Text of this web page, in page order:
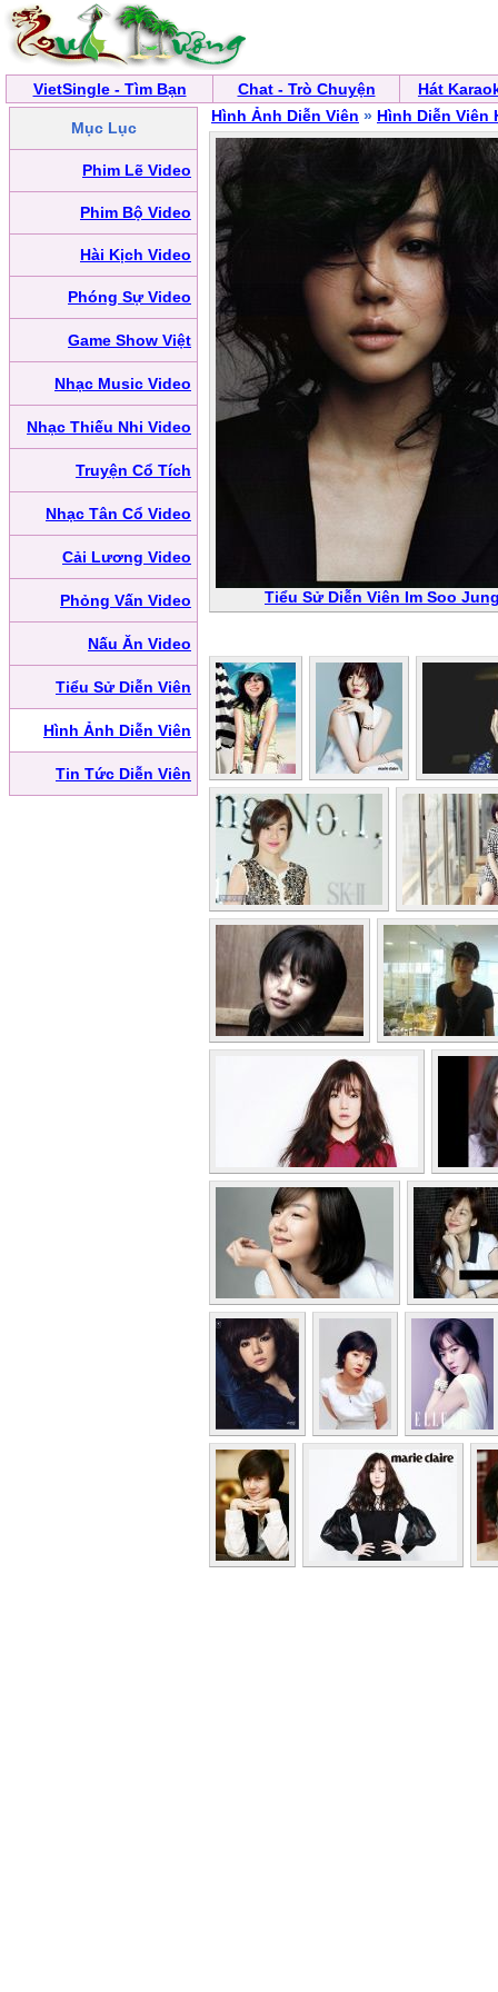
VietSingle - Tìm Bạn Chat - Trò Chuyện Hát
Mục Lục
Phim Lẽ Video
Phim Bộ Video
Hài Kịch Video
Phóng Sự Video
Game Show Việt
Nhạc Music Video
Nhạc Thiếu Nhi Video
Truyện Cổ Tích
Nhạc Tân Cổ Video
Cải Lương Video
Phỏng Vấn Video
Nấu Ăn Video
Tiểu Sử Diễn Viên
Hình Ảnh Diễn Viên
Tin Tức Diễn Viên
Hình Ảnh Diễn Viên » Hình Diễn Viên
Tiểu Sử Diễn Viên Im Soo